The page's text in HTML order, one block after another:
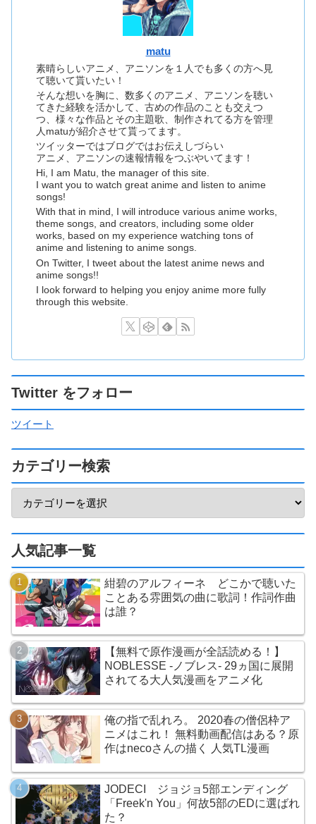
matu
素晴らしいアニメ、アニソンを１人でも多くの方へ見
て聴いて貰いたい！
そんな想いを胸に、数多くのアニメ、アニソンを聴い
てきた経験を活かして、古めの作品のことも交えつ
つ、様々な作品とその主題歌、制作されてる方を管理
人matuが紹介させて貰ってます。
ツイッターではブログではお伝えしづらい
アニメ、アニソンの速報情報をつぶやいてます！
Hi, I am Matu, the manager of this site.
I want you to watch great anime and listen to anime
songs!
With that in mind, I will introduce various anime works,
theme songs, and creators, including some older
works, based on my experience watching tons of
anime and listening to anime songs.
On Twitter, I tweet about the latest anime news and
anime songs!!
I look forward to helping you enjoy anime more fully
through this website.
Twitter をフォロー
ツイート
カテゴリー検索
人気記事一覧
紺碧のアルフィーネ どこかで聴いた
ことある雰囲気の曲に歌詞！作詞作曲
は誰？
【無料で原作漫画が全話読める！】
NOBLESSE -ノブレス- 29ヵ国に展開
されてる大人気漫画をアニメ化
俺の指で乱れろ。 2020春の僧侶枠ア
ニメはこれ！ 無料動画配信はある？原
作はnecoさんの描く 人気TL漫画
JODECI ジョジョ5部エンディング
「Freek'n You」何故5部のEDに選ばれ
た？